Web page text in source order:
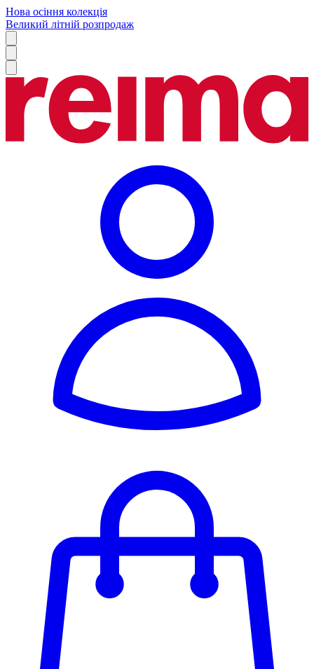
Нова осіння колекція
Великий літній розпродаж